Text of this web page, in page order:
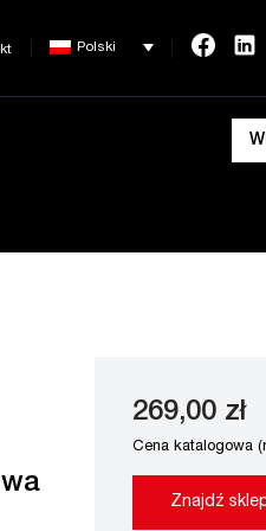
Polski
269,00 zł
Cena katalogowa
Znajdź